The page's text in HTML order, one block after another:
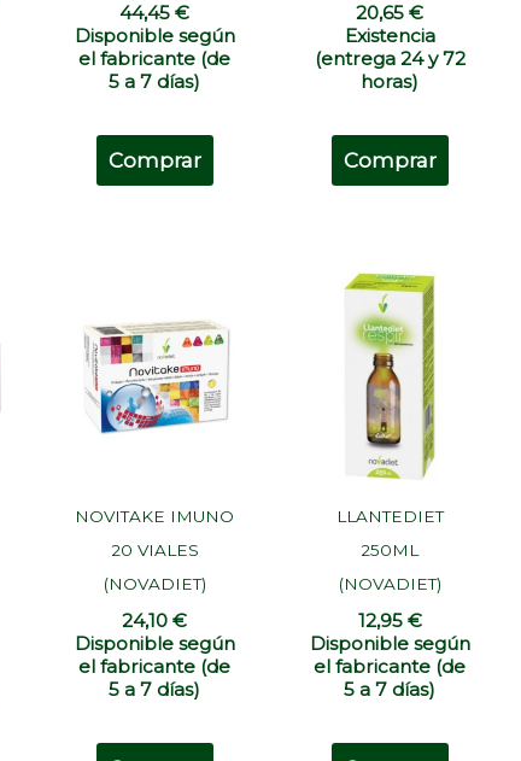
44,45€
Disponible según
el fabricante (de
5 a 7 días)
Comprar
20,65€
Existencia
(entrega 24 y 72
horas)
Comprar
NOVITAKE IMUNO
20 VIALES
(NOVADIET)
24,10€
Disponible según
el fabricante (de
5 a 7 días)
LLANTEDIET
250ML
(NOVADIET)
12,95 €
Disponible según
el fabricante (de
5 a 7 días)